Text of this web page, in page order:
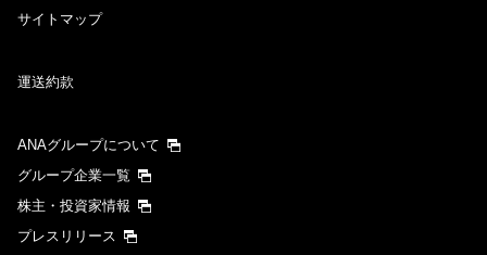
サイトマップ
運送約款
ANAグループについて
グループ企業一覧
株主・投資家情報
プレスリリース